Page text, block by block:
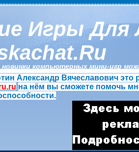
Игры Для
новинки компьютерных мини-игр
Александр Вячеславович это
на нём вы сможете помочь